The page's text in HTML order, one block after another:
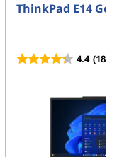
ThinkPad E14
4.4